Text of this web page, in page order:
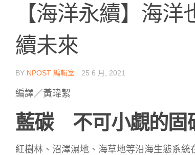
【海洋永續】海
續未來
BY NPOST 編輯室 · 25 6 月, 2021
編譯／黃瑋絜
藍碳 不可小覷的固
紅樹林、沼澤濕地、海草地等沿海生態系